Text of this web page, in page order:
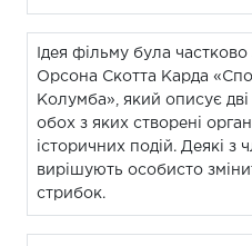
Ідея фільму була
Орсона Скотта Карда
Колумба», який описує дві
обох з яких створені
історичних подій. Деякі з
вирішують особисто
стрибок.